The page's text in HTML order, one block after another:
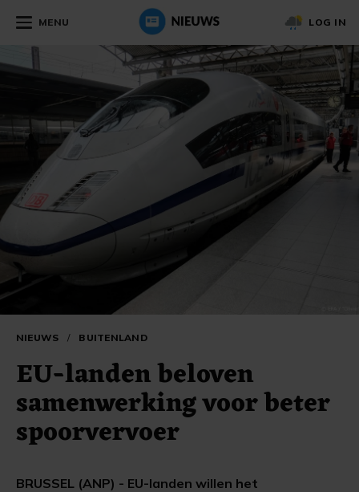
MENU LOG IN
NIEUWS / BUITENLAND
EU-landen beloven
samenwerking voor beter
spoorvervoer
BRUSSEL (ANP) - EU-landen willen het